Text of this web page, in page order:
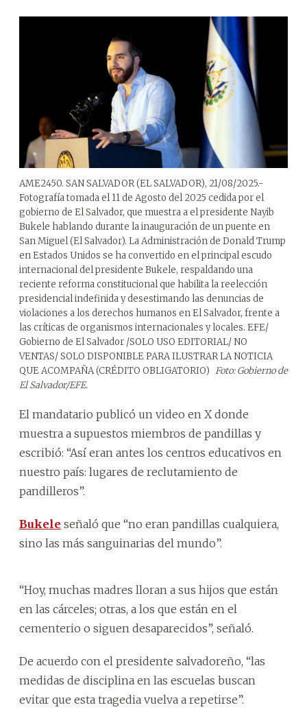
AME2450. SAN SALVADOR (EL SALVADOR), 21/08/2025.-
Fotografía tomada el 11 de Agosto del 2025 cedida por el
gobierno de El Salvador, que muestra a el presidente Nayib
Bukele hablando durante la inauguración de un puente en
San Miguel (El Salvador). La Administración de Donald Trump
en Estados Unidos se ha convertido en el principal escudo
internacional del presidente Bukele, respaldando una
reciente reforma constitucional que habilita la reelección
presidencial indefinida y desestimando las denuncias de
violaciones a los derechos humanos en El Salvador, frente a
las críticas de organismos internacionales y locales. EFE/
Gobierno de El Salvador /SOLO USO EDITORIAL/ NO
VENTAS/ SOLO DISPONIBLE PARA ILUSTRAR LA NOTICIA
QUE ACOMPAÑA (CRÉDITO OBLIGATORIO) Foto: Gobierno de
El Salvador/EFE.
El mandatario publicó un video en X donde
muestra a supuestos miembros de pandillas y
escribió: “Así eran antes los centros educativos en
nuestro país: lugares de reclutamiento de
pandilleros”.
Bukele señaló que “no eran pandillas cualquiera,
sino las más sanguinarias del mundo”.
“Hoy, muchas madres lloran a sus hijos que están
en las cárceles; otras, a los que están en el
cementerio o siguen desaparecidos”, señaló.
De acuerdo con el presidente salvadoreño, “las
medidas de disciplina en las escuelas buscan
evitar que esta tragedia vuelva a repetirse”.